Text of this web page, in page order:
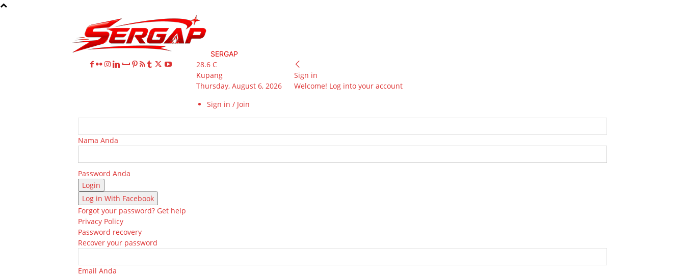
SERGAP
28.6 C
Kupang
Thursday, August 6, 2026
Sign in / Join
Sign in
Welcome! Log into your account
Nama Anda
Password Anda
Log in With Facebook
Forgot your password? Get help
Privacy Policy
Password recovery
Recover your password
Email Anda